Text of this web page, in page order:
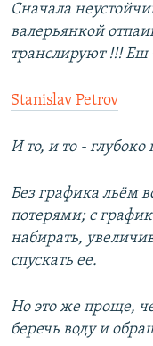
Сначала
валерьянкой
транслируют !!!
Stanislav Petrov
И то, и то -
Без графика льём
потерями; с
набирать,
спускать ее.
Но это же проще,
беречь воду и